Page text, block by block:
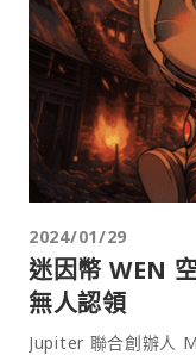
2024/01/29
迷因幣 WEN
無人認領
Jupiter 聯合創辦人